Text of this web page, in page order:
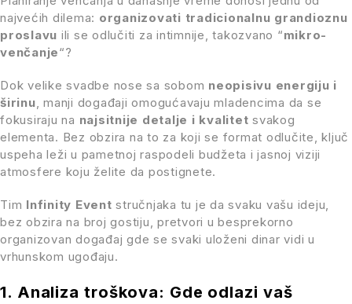
najvećih dilema: organizovati tradicionalnu grandioznu
proslavu ili se odlučiti za intimnije, takozvano “mikro-
venčanje“?
Dok velike svadbe nose sa sobom neopisivu energiju i
širinu, manji događaji omogućavaju mladencima da se
fokusiraju na najsitnije detalje i kvalitet svakog
elementa. Bez obzira na to za koji se format odlučite, ključ
uspeha leži u pametnoj raspodeli budžeta i jasnoj viziji
atmosfere koju želite da postignete.
Tim Infinity Event stručnjaka tu je da svaku vašu ideju,
bez obzira na broj gostiju, pretvori u besprekorno
organizovan događaj gde se svaki uloženi dinar vidi u
vrhunskom ugođaju.
1. Analiza troškova: Gde odlazi vaš